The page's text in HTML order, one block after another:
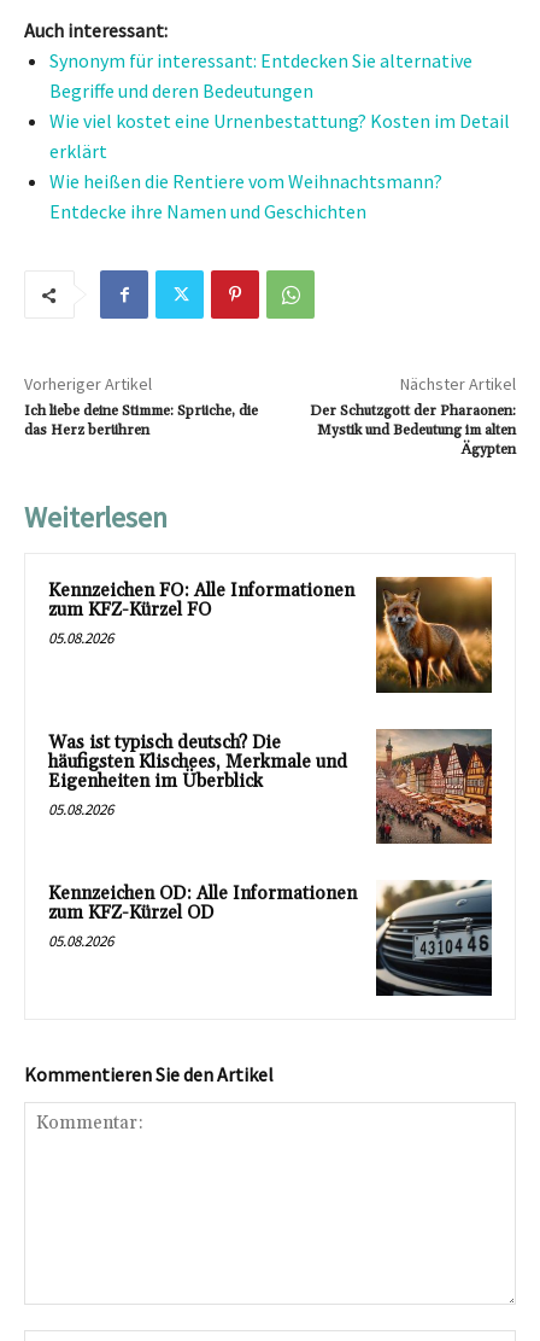
Auch interessant:
Synonym für interessant: Entdecken Sie alternative
Begriffe und deren Bedeutungen
Wie viel kostet eine Urnenbestattung? Kosten im Detail
erklärt
Wie heißen die Rentiere vom Weihnachtsmann?
Entdecke ihre Namen und Geschichten
Vorheriger Artikel
Ich liebe deine Stimme: Sprüche, die
das Herz berühren
Nächster Artikel
Der Schutzgott der Pharaonen:
Mystik und Bedeutung im alten
Ägypten
Weiterlesen
Kennzeichen FO: Alle Informationen
zum KFZ-Kürzel FO
05.08.2026
Was ist typisch deutsch? Die
häufigsten Klischees, Merkmale und
Eigenheiten im Überblick
05.08.2026
Kennzeichen OD: Alle Informationen
zum KFZ-Kürzel OD
05.08.2026
Kommentieren Sie den Artikel